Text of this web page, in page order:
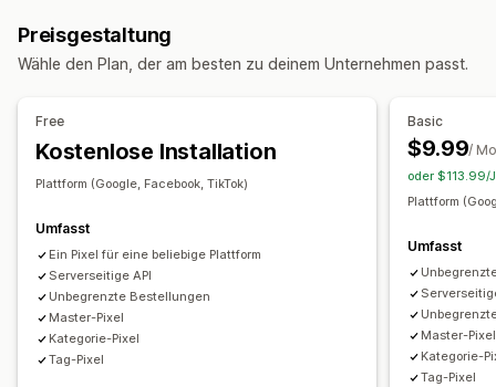
Sitzungswiederholung
Besucher-IP Lifetime Value (LTV) Kohortenanalyse
Checkout-Analysen
Funnel-Analyse
UTM-Tracking
Abgebrochener Warenkorb Pixel-Tracking
Bildmaterial und Berichte
Benutzerdefinierte Dashboards
Benchmarking Benutzerdefinierte Berichte
Datenexport
Historische Analyse
Preisgestaltung
Wähle den Plan, der am besten zu deinem Unternehmen passt.
Free
Kostenlose Installation
Plattform (Google, Facebook, TikTok)
Umfasst
Ein Pixel für eine beliebige Plattform
Serverseitige API
Unbegrenzte Bestellungen
Master-Pixel
Kategorie-Pixel
Tag-Pixel
Basic
$9.99/
oder $113.99/
Plattform
Umfasst
Master-Pixel
Kategorie-
Tag-Pixel